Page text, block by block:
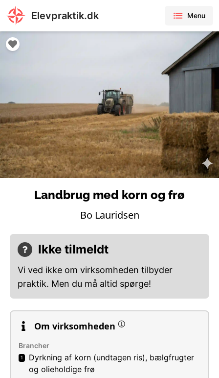
Elevpraktik.dk Menu
Landbrug med korn og frø
Bo Lauridsen
Ikke tilmeldt
Vi ved ikke om virksomheden tilbyder
praktik. Men du må altid spørge!
Om virksomheden
Brancher
1
Dyrkning af korn (undtagen ris), bælgfrugter
og olieholdige frø